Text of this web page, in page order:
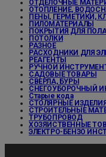
ОТДЕЛОЧНЫЕ
ОТОПЛЕНИЕ,
ПЕНЫ, ГЕРМЕТИКИ,
ПИЛОМАТЕРИАЛЫ
ПОКРЫТИЯ ДЛЯ
ПОТОЛКИ
РАЗНОЕ
РАСХОДНИКИ ДЛЯ
РЕАГЕНТЫ
РУЧНОЙ
САДОВЫЕ ТОВАРЫ
СВЕРЛА, БУРЫ
СНЕГОУБОРОЧНЫЙ
Старые кода
СТОЛЯРНЫЕ ИЗДЕЛИЯ
СТРОИТЕЛЬНЫЕ
ТРУБОПРОВОД
ХОЗЯЙСТВЕННЫЕ
ЭЛЕКТРО-БЕНЗО